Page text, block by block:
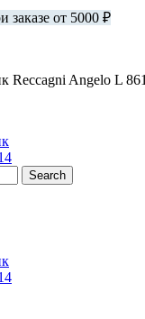
заказе от 5000 ₽
Search